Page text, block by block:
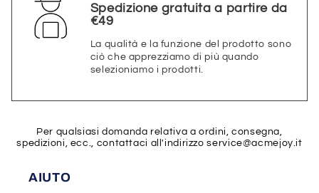
Spedizione gratuita a partire da
€49
La qualità e la funzione del prodotto sono
ciò che apprezziamo di più quando
selezioniamo i prodotti.
Per qualsiasi domanda relativa a ordini, consegna,
spedizioni, ecc., contattaci all'indirizzoservice@acmejoy.it
AIUTO